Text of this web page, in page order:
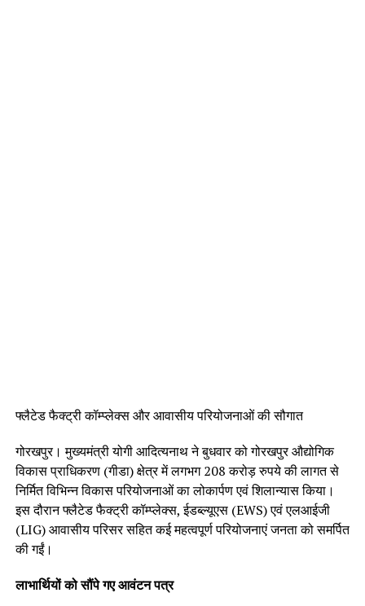
फ्लैटेड फैक्ट्री कॉम्प्लेक्स और आवासीय परियोजनाओं की सौगात
गोरखपुर। मुख्यमंत्री योगी आदित्यनाथ ने बुधवार को गोरखपुर औद्योगिक
विकास प्राधिकरण (गीडा) क्षेत्र में लगभग 208 करोड़ रुपये की लागत से
निर्मित विभिन्न विकास परियोजनाओं का लोकार्पण एवं शिलान्यास किया।
इस दौरान फ्लैटेड फैक्ट्री कॉम्प्लेक्स, ईडब्ल्यूएस (EWS) एवं एलआईजी
(LIG) आवासीय परिसर सहित कई महत्वपूर्ण परियोजनाएं जनता को समर्पित
की गईं।
लाभार्थियों को सौंपे गए आवंटन पत्र